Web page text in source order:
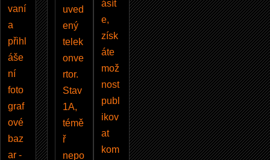
vaní
a
přihl
áše
ní
foto
graf
ové
baz
ar -
uved
ený
telek
onve
rtor.
Stav
1A,
témě
ř
nepo
ásít
e,
získ
áte
mož
nost
publ
ikov
at
kom